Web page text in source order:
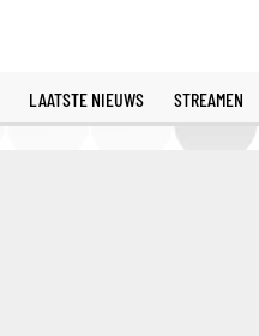
LAATSTE NIEUWS STREAMEN